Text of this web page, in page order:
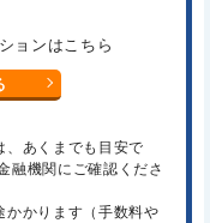
ョンはこちら
、あくまでも目安で
融機関にご確認くださ
かかります（手数料や